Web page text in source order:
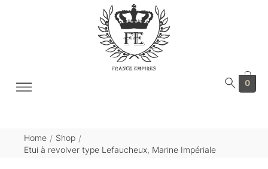
0
Home / Shop /
Etui à revolver type Lefaucheux, Marine Impériale